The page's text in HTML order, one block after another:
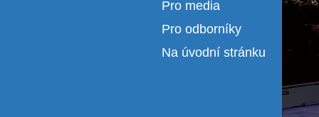
Pro media
Pro odborníky
Na úvodní stránku